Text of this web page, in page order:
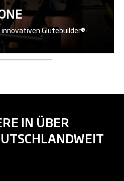
Glutebuilder®-
IN ÜBER